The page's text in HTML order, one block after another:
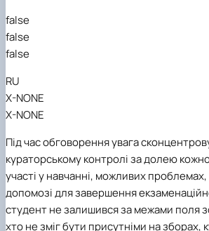
false
false
false
RU
X-NONE
X-NONE
Під час обговорення увага
кураторському контролі за долею
участі у навчанні, можливих
допомозі для завершення
студент не залишився за межами поля
хто не зміг бути присутніми на зборах,